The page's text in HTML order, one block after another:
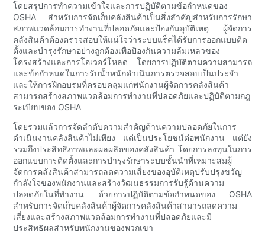
โดยสรุปการทำความเข้าใจและการปฏิบัติตามข้อกำหนดของ
OSHA สำหรับการจัดเก็บคลังสินค้าเป็นสิ่งสำคัญสำหรับการรักษา
สภาพแวดล้อมการทำงานที่ปลอดภัยและป้องกันอุบัติเหตุ ผู้จัดการ
คลังสินค้าต้องตรวจสอบให้แน่ใจว่าระบบแร็คได้รับการออกแบบติด
ตั้งและบำรุงรักษาอย่างถูกต้องเพื่อป้องกันความล้มเหลวของ
โครงสร้างและการโอเวอร์โหลด โดยการปฏิบัติตามความสามารถ
และข้อกำหนดในการรับน้ำหนักดำเนินการตรวจสอบเป็นประจำ
และให้การฝึกอบรมที่ครอบคลุมแก่พนักงานผู้จัดการคลังสินค้า
สามารถสร้างสภาพแวดล้อมการทำงานที่ปลอดภัยและปฏิบัติตามกฎ
ระเบียบของ OSHA
โดยรวมแล้วการจัดลำดับความสำคัญด้านความปลอดภัยในการ
ดำเนินงานคลังสินค้าไม่เพียง แต่เป็นประโยชน์ต่อพนักงาน แต่ยัง
รวมถึงประสิทธิภาพและผลผลิตของคลังสินค้า โดยการลงทุนในการ
ออกแบบการติดตั้งและการบำรุงรักษาระบบชั้นนำที่เหมาะสมผู้
จัดการคลังสินค้าสามารถลดความเสี่ยงของอุบัติเหตุปรับปรุงขวัญ
กำลังใจของพนักงานและสร้างวัฒนธรรมการรับรู้ด้านความ
ปลอดภัยในที่ทำงาน ด้วยการปฏิบัติตามข้อกำหนดของ OSHA
สำหรับการจัดเก็บคลังสินค้าผู้จัดการคลังสินค้าสามารถลดความ
เสี่ยงและสร้างสภาพแวดล้อมการทำงานที่ปลอดภัยและมี
ประสิทธิผลสำหรับพนักงานของพวกเขา